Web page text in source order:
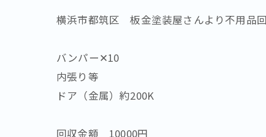
横浜市都筑区 板金塗装屋さんより不用品
バンパー✕10
内張り等
ドア（金属）約200K
回収金額 10000円